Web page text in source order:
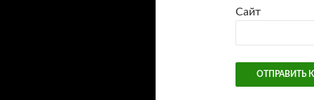
Сайт